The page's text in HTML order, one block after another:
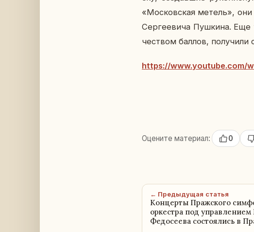
«Мос­ков­ская метель»,
Сер­ге­е­ви­ча Пуш­ки­на. Еще
че­ством баллов, по­лу­чи­ли
https://www.youtube.com/
Оцените материал: 0
← Предыдущая статья
Концерты Пражского
оркестра под
Федосеева состоялись в